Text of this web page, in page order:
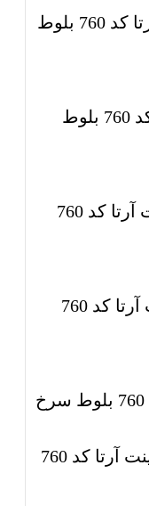
مشخصات پارکت لمینت آرتا کد 760 بلوط
تصاویر پارکت لمینت آرتا کد 760 بلوط
خرید اینترنتی پارکت لمینت آرتا کد 760
شرایط خرید پارکت لمینت آرتا کد 760
سوالات متداول پارکت لمینت آرتا کد 760